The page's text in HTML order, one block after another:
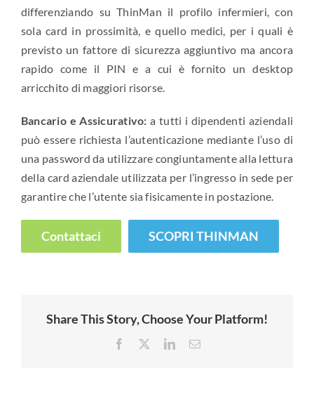
differenziando su ThinMan il profilo infermieri, con
sola card in prossimità, e quello medici, per i quali è
previsto un fattore di sicurezza aggiuntivo ma ancora
rapido come il PIN e a cui è fornito un desktop
arricchito di maggiori risorse.
Bancario e Assicurativo: a tutti i dipendenti aziendali
può essere richiesta l’autenticazione mediante l’uso di
una password da utilizzare congiuntamente alla lettura
della card aziendale utilizzata per l’ingresso in sede per
garantire che l’utente sia fisicamente in postazione.
Contattaci SCOPRI THINMAN
Share This Story, Choose Your Platform!
Facebook LinkedInEmail